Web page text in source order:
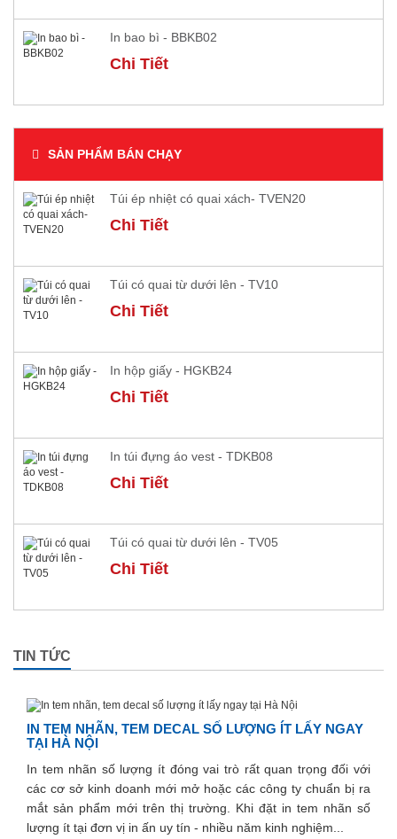
In bao bì - BBKB02
Chi Tiết
SẢN PHẨM BÁN CHẠY
Túi ép nhiệt có quai xách- TVEN20
Chi Tiết
Túi có quai từ dưới lên - TV10
Chi Tiết
In hộp giấy - HGKB24
Chi Tiết
In túi đựng áo vest - TDKB08
Chi Tiết
Túi có quai từ dưới lên - TV05
Chi Tiết
TIN TỨC
IN TEM NHÃN, TEM DECAL SỐ LƯỢNG ÍT LẤY NGAY
TẠI HÀ NỘI
In tem nhãn số lượng ít đóng vai trò rất quan trọng đối với
các cơ sở kinh doanh mới mở hoặc các công ty chuẩn bị ra
mắt sản phẩm mới trên thị trường. Khi đặt in tem nhãn số
lượng ít tại đơn vị in ấn uy tín - nhiều năm kinh nghiệm...